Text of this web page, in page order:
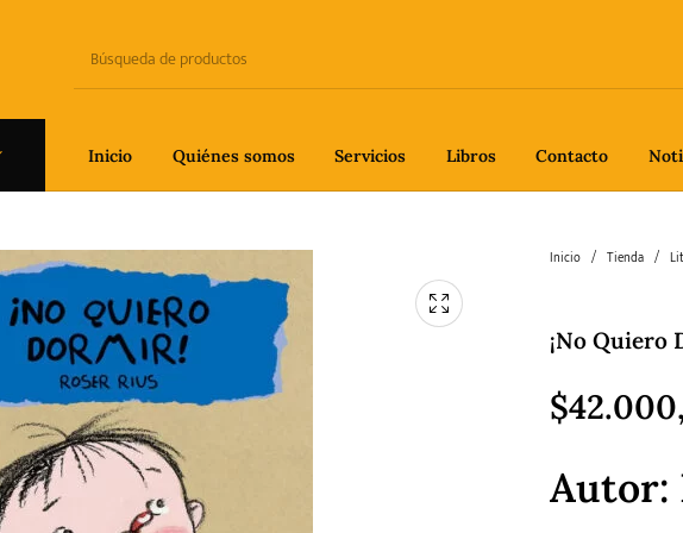
Inicio Quiénes somos Servicios Libros Contacto
Filosofía Gastronomía
y
Pedagogía
Inicio / Tienda /
¡No Quiero
$
Autor: